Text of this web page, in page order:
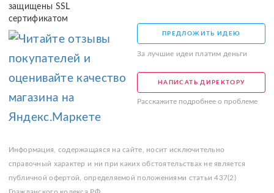
защищены SSL
сертификатом
ПРЕДЛОЖИТЬ ИДЕЮ
За лучшие идеи платим деньги
НАПИСАТЬ ДИРЕКТОРУ
Расскажите подробнее о проблеме
Информация, содержащаяся на сайте, носит исключительно
справочный характер и ни при каких обстоятельствах не является
публичной офертой, определяемой положениями статьи 437(2)